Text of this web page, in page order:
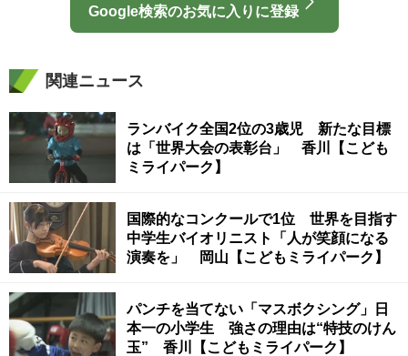
Google検索のお気に入りに登録
関連ニュース
ランバイク全国2位の3歳児 新たな目標
は「世界大会の表彰台」 香川【こども
ミライパーク】
国際的なコンクールで1位 世界を目指す
中学生バイオリニスト「人が笑顔になる
演奏を」 岡山【こどもミライパーク】
パンチを当てない「マスボクシング」日
本一の小学生 強さの理由は“特技のけん
玉” 香川【こどもミライパーク】